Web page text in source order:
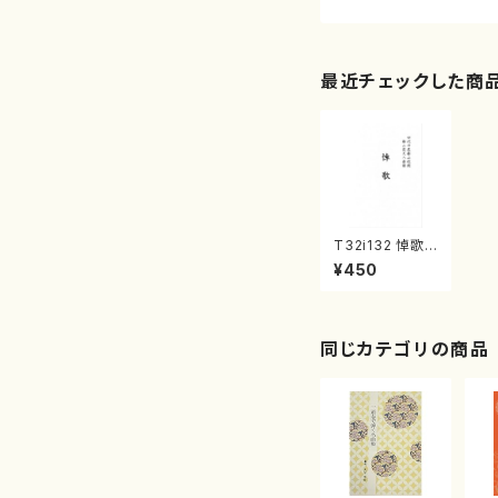
最近チェックした商
T32i132 悼歌
（尺八/森田柊山/
尺八/都山式譜）
¥450
同じカテゴリの商品